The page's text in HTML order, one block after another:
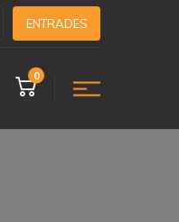
ENTRADES
0